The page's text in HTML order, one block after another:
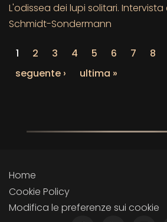
L'odissea dei lupi solitari.
Schmidt-Sondermann
1 2 3 4 5 6 7 8
seguente ›
ultima »
Home
Cookie Policy
Modifica le preferenze sui cookie